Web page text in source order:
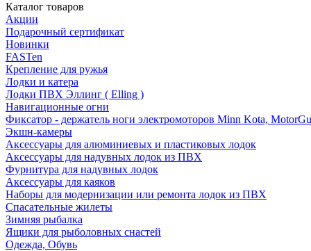
Каталог товаров
Акции
Подарочный сертификат
Новинки
FASTen
Крепление для ружья
Лодки и катера
Лодки ПВХ Эллинг ( Elling )
Навигационные огни
Фиксатор - держатель ноги электромоторов Minn Kota,
Экшн-камеры
Аксессуары для алюминиевых и пластиковых лодок
Аксессуары для надувных лодок из ПВХ
Фурнитура для надувных лодок
Аксессуары для каяков
Наборы для модернизации или ремонта лодок из ПВХ
Спасательные жилеты
Зимняя рыбалка
Ящики для рыболовных снастей
Одежда, Обувь